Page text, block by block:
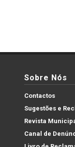
Sobre Nós
Contactos
Sugestões e
Revista
Canal de